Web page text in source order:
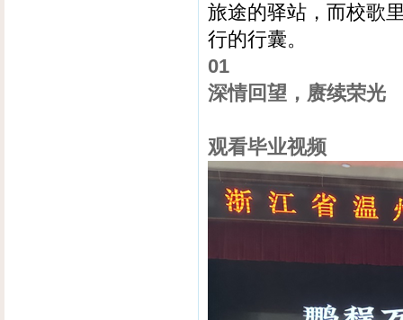
旅途的驿站，而校歌
行的行囊。
01
深情回望，赓续荣光
观看毕业视频